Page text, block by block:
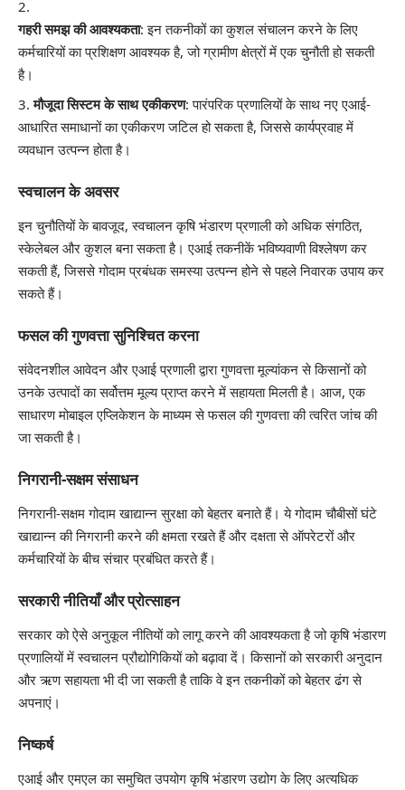
गहरी समझ की आवश्यकता: इन तकनीकों का कुशल संचालन करने के लिए
कर्मचारियों का प्रशिक्षण आवश्यक है, जो ग्रामीण क्षेत्रों में एक चुनौती हो सकती
है।
मौजूदा सिस्टम के साथ एकीकरण: पारंपरिक प्रणालियों के साथ नए एआई-
आधारित समाधानों का एकीकरण जटिल हो सकता है, जिससे कार्यप्रवाह में
व्यवधान उत्पन्न होता है।
स्वचालन के अवसर
इन चुनौतियों के बावजूद, स्वचालन कृषि भंडारण प्रणाली को अधिक संगठित,
स्केलेबल और कुशल बना सकता है। एआई तकनीकें भविष्यवाणी विश्लेषण कर
सकती हैं, जिससे गोदाम प्रबंधक समस्या उत्पन्न होने से पहले निवारक उपाय कर
सकते हैं।
फसल की गुणवत्ता सुनिश्चित करना
संवेदनशील आवेदन और एआई प्रणाली द्वारा गुणवत्ता मूल्यांकन से किसानों को
उनके उत्पादों का सर्वोत्तम मूल्य प्राप्त करने में सहायता मिलती है। आज, एक
साधारण मोबाइल एप्लिकेशन के माध्यम से फसल की गुणवत्ता की त्वरित जांच की
जा सकती है।
निगरानी-सक्षम संसाधन
निगरानी-सक्षम गोदाम खाद्यान्न सुरक्षा को बेहतर बनाते हैं। ये गोदाम चौबीसों घंटे
खाद्यान्न की निगरानी करने की क्षमता रखते हैं और दक्षता से ऑपरेटरों और
कर्मचारियों के बीच संचार प्रबंधित करते हैं।
सरकारी नीतियाँ और प्रोत्साहन
सरकार को ऐसे अनुकूल नीतियों को लागू करने की आवश्यकता है जो कृषि भंडारण
प्रणालियों में स्वचालन प्रौद्योगिकियों को बढ़ावा दें। किसानों को सरकारी अनुदान
और ऋण सहायता भी दी जा सकती है ताकि वे इन तकनीकों को बेहतर ढंग से
अपनाएं।
निष्कर्ष
एआई और एमएल का समुचित उपयोग कृषि भंडारण उद्योग के लिए अत्यधिक